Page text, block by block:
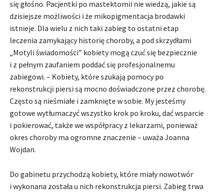
się głośno. Pacjentki po mastektomii nie wiedzą, jakie są
dzisiejsze możliwości i że mikopigmentacja brodawki
istnieje. Dla wielu z nich taki zabieg to ostatni etap
leczenia zamykający historię choroby, a pod skrzydłami
„Motyli świadomości” kobiety mogą czuć się bezpiecznie
i z pełnym zaufaniem poddać się profesjonalnemu
zabiegowi. – Kobiety, które szukają pomocy po
rekonstrukcji piersi są mocno doświadczone przez chorobę.
Często są nieśmiałe i zamknięte w sobie. My jesteśmy
gotowe wytłumaczyć wszystko krok po kroku, dać wsparcie
i pokierować, także we współpracy z lekarzami, ponieważ
okres choroby ma ogromne znaczenie – uważa Joanna
Wojdan.
Do gabinetu przychodzą kobiety, które miały nowotwór
i wykonana została u nich rekonstrukcja piersi. Zabieg trwa